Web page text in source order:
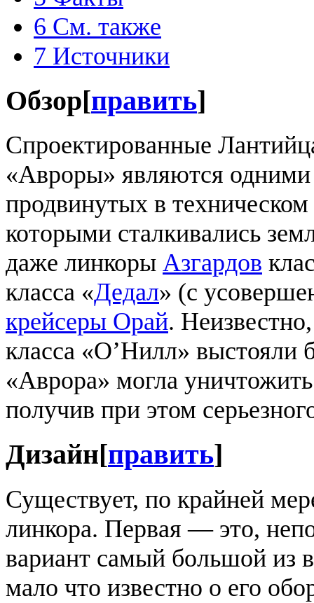
6 См. также
7 Источники
Обзор[править]
Спроектированные
«Авроры» являются
продвинутых в
которыми сталкивались
даже линкоры Азгардов
класса «Дедал» (с
крейсеры Орай.
класса «О’Нилл» выстояли
«Аврора» могла
получив при этом
Дизайн[править]
Существует, по крайней
линкора. Первая — это,
вариант самый большой из
мало что известно о его